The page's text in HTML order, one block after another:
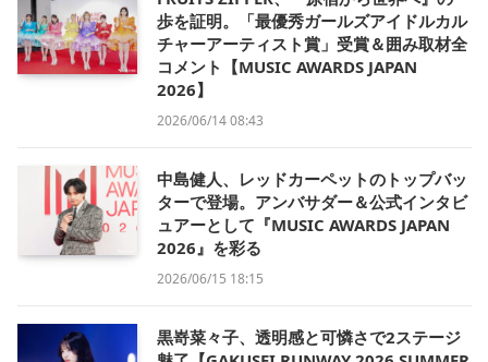
歩を証明。「最優秀ガールズアイドルカル
チャーアーティスト賞」受賞＆囲み取材全
コメント【MUSIC AWARDS JAPAN
2026】
2026/06/14 08:43
中島健人、レッドカーペットのトップバッ
ターで登場。アンバサダー＆公式インタビ
ュアーとして『MUSIC AWARDS JAPAN
2026』を彩る
2026/06/15 18:15
黒嵜菜々子、透明感と可憐さで2ステージ